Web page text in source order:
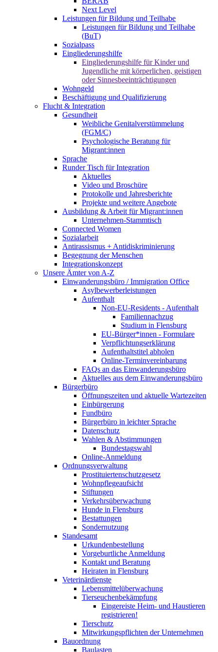
Next Level
Leistungen für Bildung und Teilhabe
Leistungen für Bildung und Teilhabe
(BuT)
Sozialpass
Eingliederungshilfe
Eingliederungshilfe für Kinder und
Jugendliche mit körperlichen, geistigen
oder Sinnesbeeinträchtigungen
Wohngeld
Beschäftigung und Qualifizierung
Flucht & Integration
Gesundheit
Weibliche Genitalverstümmelung
(FGM/C)
Psychologische Beratung für
Migrant:innen
Sprache
Runder Tisch für Integration
Aktuelles
Video und Broschüre
Protokolle und Jahresberichte
Projekte und weitere Angebote
Ausbildung & Arbeit für Migrant:innen
Unternehmen-Stammtisch
Connected Women
Sozialarbeit
Antirassismus + Antidiskriminierung
Begegnung der Menschen
Integrationskonzept
Unsere Ämter von A-Z
Einwanderungsbüro / Immigration Office
Asylbewerberleistungen
Aufenthalt
Non-EU-Residents - Aufenthalt
Familiennachzug
Studium in Flensburg
EU-Bürger*innen - Formulare
Verpflichtungserklärung
Aufenthaltstitel abholen
Online-Terminvereinbarung
FAQs an das Einwanderungsbüro
Aktuelles aus dem Einwanderungsbüro
Bürgerbüro
Öffnungszeiten und aktuelle Wartezeiten
Einbürgerung
Fundbüro
Bürgerbüro in leichter Sprache
Datenschutz
Wahlen & Abstimmungen
Bundestagswahl
Online-Anmeldung
Ordnungsverwaltung
Prostituiertenschutzgesetz
Wohnpflegeaufsicht
Stiftungen
Verkehrsüberwachung
Hunde in Flensburg
Bestattungen
Sondernutzung
Standesamt
Urkundenbestellung
Vorgeburtliche Anmeldung
Kontakt und Beratung
Heiraten in Flensburg
Veterinärdienste
Lebensmittelüberwachung
Tierseuchenbekämpfung
Eingereiste Heim- und Haustieren
registrieren!
Tierschutz
Mitwirkungspflichten der Unternehmen
Bauordnung
Baulasten